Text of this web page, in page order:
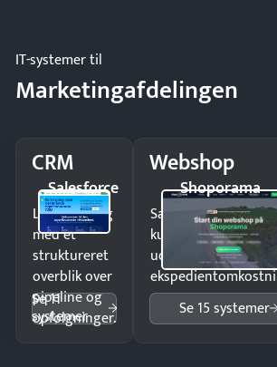
IT-systemer til
Marketingafdelingen
CRM
Salesforce
Luk flere salg
med et
struktureret
overblik over
pipeline og
opfølgninger.
Se 11
systemer
Webshop
Shoporama
Sælg produkter 24/
kunder i hele landet
uden
Se 15 systemer